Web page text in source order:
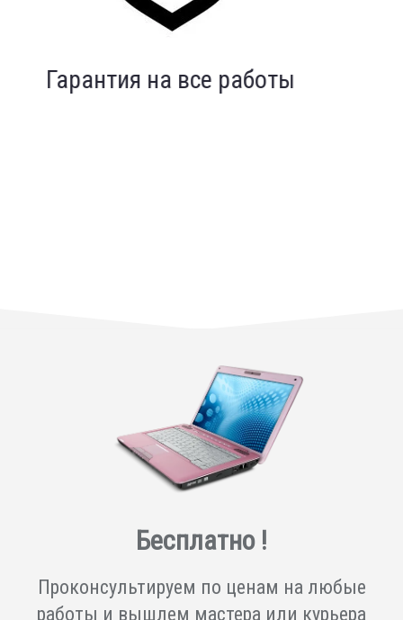
Бесплатно !
Проконсультируем по ценам на любые
работы и вышлем мастера или курьера